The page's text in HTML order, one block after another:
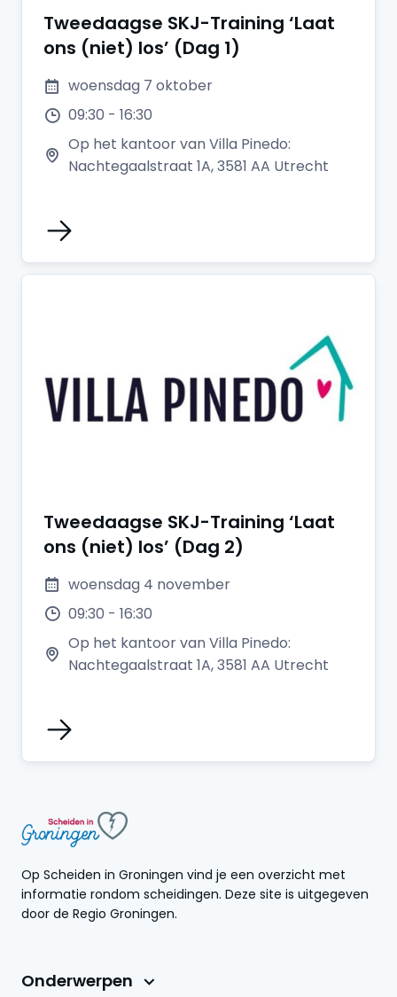
Tweedaagse SKJ-Training ‘Laat
ons (niet) los’ (Dag 1)
woensdag 7 oktober
09:30 - 16:30
Op het kantoor van Villa Pinedo:
Nachtegaalstraat 1A, 3581 AA Utrecht
Tweedaagse SKJ-Training ‘Laat
ons (niet) los’ (Dag 2)
woensdag 4 november
09:30 - 16:30
Op het kantoor van Villa Pinedo:
Nachtegaalstraat 1A, 3581 AA Utrecht
Op Scheiden in Groningen vind je een overzicht met
informatie rondom scheidingen. Deze site is uitgegeven
door de Regio Groningen.
Onderwerpen